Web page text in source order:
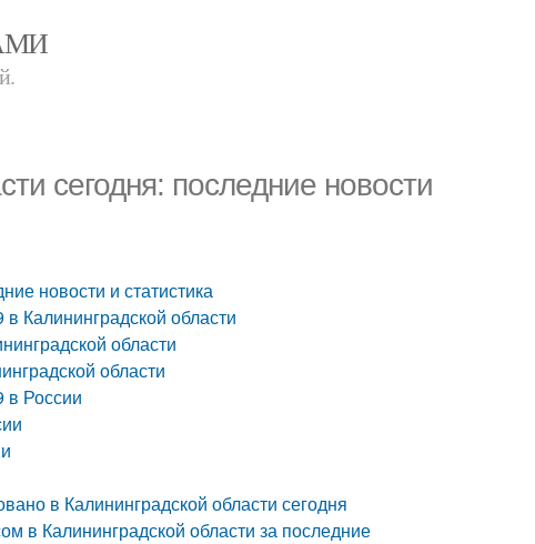
сегодня: последние новости
новости и статистика
Калининградской области
области
области
в России
в Калининградской области сегодня
в Калининградской области за последние